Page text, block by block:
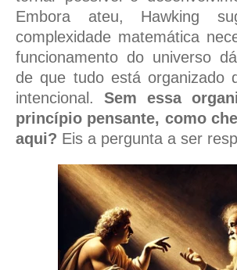
Embora ateu, Hawking
complexidade matemática
funcionamento do universo
de que tudo está organizado
intencional. Sem essa
princípio pensante, como
aqui? Eis a pergunta a ser